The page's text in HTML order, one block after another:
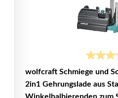
wolfcraft Schmiege und
2in1 Gehrungslade aus